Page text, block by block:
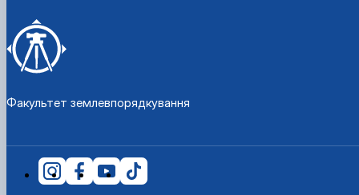
Факультет землевпорядкування